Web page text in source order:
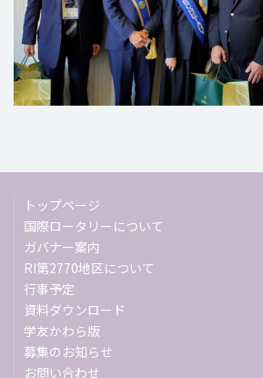
トップページ
国際ロータリーについて
ガバナー案内
RI第2770地区について
行事予定
資料ダウンロード
学友かわら版
募集のお知らせ
お問い合わせ